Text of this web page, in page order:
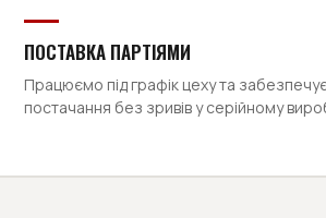
ПОСТАВКА ПАРТІЯМИ
Працюємо під графік цеху та
постачання без зривів у серійному